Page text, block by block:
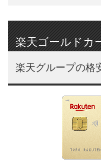
楽天ゴールドカ
楽天グループの格